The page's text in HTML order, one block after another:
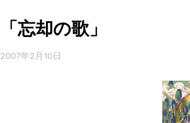
「忘却の歌」
2007年2月10日